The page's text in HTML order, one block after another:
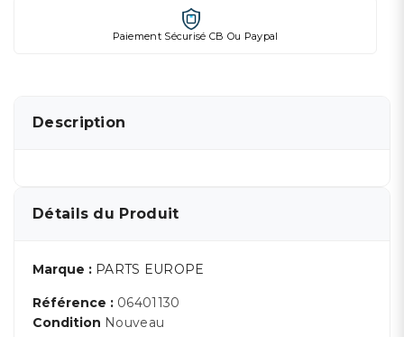
Paiement Sécurisé CB Ou Paypal
Description
Détails du Produit
Marque : PARTS EUROPE
Référence : 06401130
Condition Nouveau